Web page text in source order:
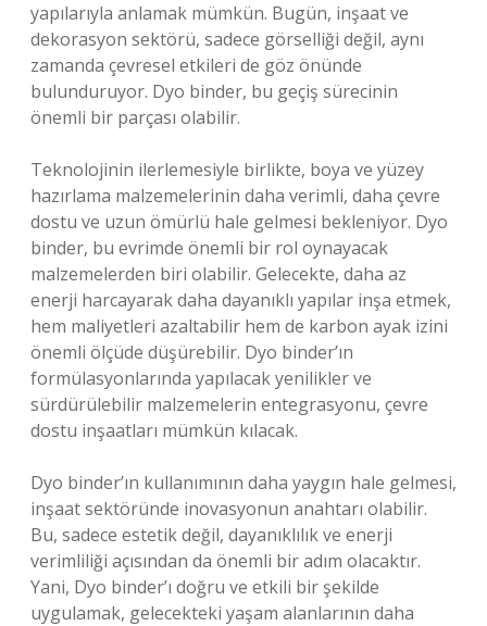
yapılarıyla anlamak mümkün. Bugün, inşaat ve
dekorasyon sektörü, sadece görselliği değil, aynı
zamanda çevresel etkileri de göz önünde
bulunduruyor. Dyo binder, bu geçiş sürecinin
önemli bir parçası olabilir.
Teknolojinin ilerlemesiyle birlikte, boya ve yüzey
hazırlama malzemelerinin daha verimli, daha çevre
dostu ve uzun ömürlü hale gelmesi bekleniyor. Dyo
binder, bu evrimde önemli bir rol oynayacak
malzemelerden biri olabilir. Gelecekte, daha az
enerji harcayarak daha dayanıklı yapılar inşa etmek,
hem maliyetleri azaltabilir hem de karbon ayak izini
önemli ölçüde düşürebilir. Dyo binder’ın
formülasyonlarında yapılacak yenilikler ve
sürdürülebilir malzemelerin entegrasyonu, çevre
dostu inşaatları mümkün kılacak.
Dyo binder’ın kullanımının daha yaygın hale gelmesi,
inşaat sektöründe inovasyonun anahtarı olabilir.
Bu, sadece estetik değil, dayanıklılık ve enerji
verimliliği açısından da önemli bir adım olacaktır.
Yani, Dyo binder’ı doğru ve etkili bir şekilde
uygulamak, gelecekteki yaşam alanlarının daha